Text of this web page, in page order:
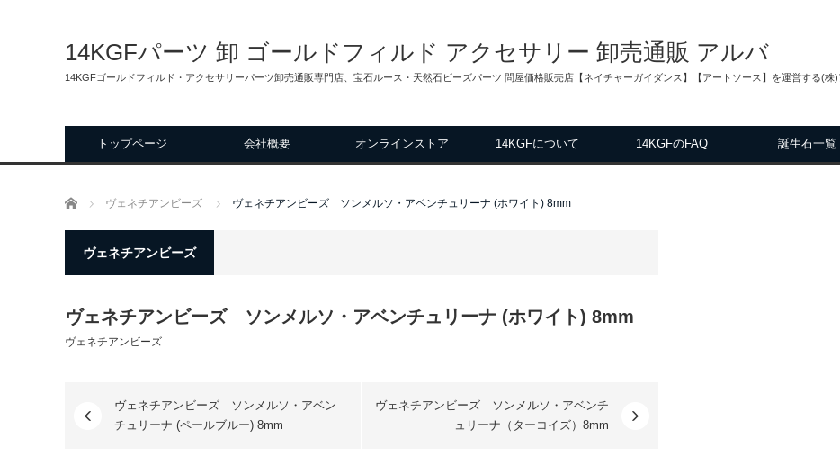
14KGFパーツ 卸 ゴールドフィルド アクセサリー 卸売通販 アルバ
14KGFゴールドフィルド・アクセサリーパーツ卸売通販専門店、宝石ルース・天然石ビーズパーツ 問屋価格販売店【ネイチャーガイダンス】【アートソース】を運営する(株
トップページ 会社概要 オンラインストア 14KGFについて 14KGFのFAQ 誕生石一覧
ホーム ヴェネチアンビーズ ヴェネチアンビーズ ソンメルソ・アベンチュリーナ (ホワイト) 8mm
ヴェネチアンビーズ
ヴェネチアンビーズ ソンメルソ・アベンチュリーナ (ホワイト) 8mm
ヴェネチアンビーズ
ヴェネチアンビーズ ソンメルソ・アベン
チュリーナ (ペールブルー) 8mm
ヴェネチアンビーズ ソンメルソ・アベンチ
ュリーナ（ターコイズ）8mm